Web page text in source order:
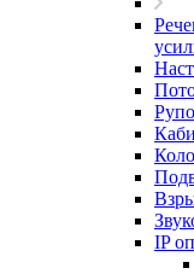
IP